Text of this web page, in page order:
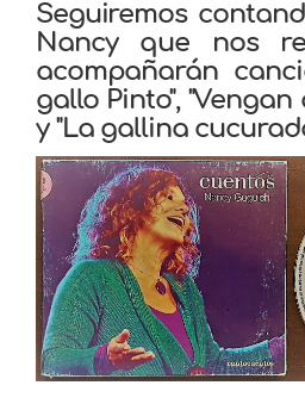
Seguiremos
Nancy que nos
acompañarán
gallo Pinto",
y "La gallina